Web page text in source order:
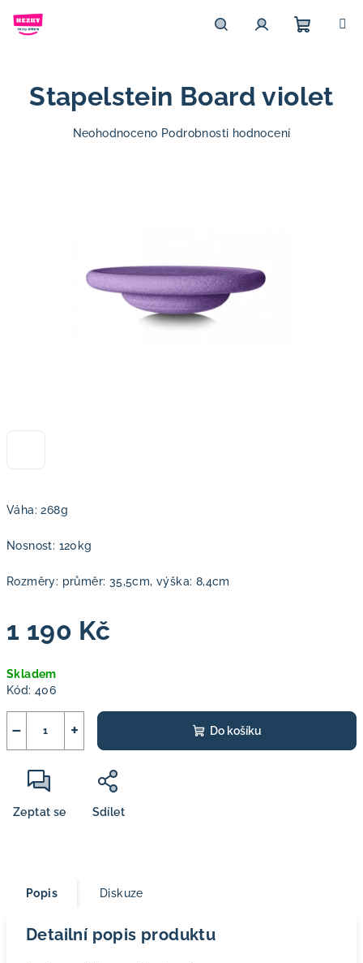
obsah
košík
Váha: 268g
Nosnost: 120kg
Rozměry: průměr: 35,5cm, výška: 8,4cm
1 190 Kč
cena:
Skladem
Kód: 406
+
− Do košíku
Zeptat se Sdílet
Stapelstein Board violet
Průměrné
Neohodnoceno Podrobnosti hodnocení
Popis Diskuze
Detailní popis produktu